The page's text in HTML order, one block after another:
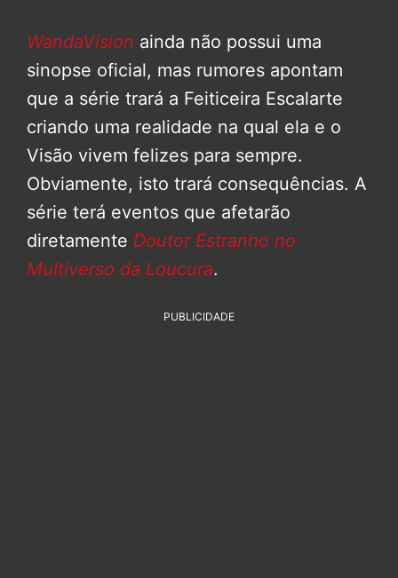
WandaVision ainda não possui uma
sinopse oficial, mas rumores apontam
que a série trará a Feiticeira Escalarte
criando uma realidade na qual ela e o
Visão vivem felizes para sempre.
Obviamente, isto trará consequências. A
série terá eventos que afetarão
diretamente Doutor Estranho no
Multiverso da Loucura.
PUBLICIDADE